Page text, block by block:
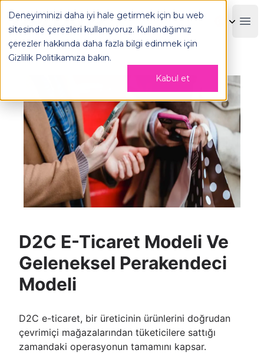
Deneyiminizi daha iyi hale getirmek için bu web
sitesinde çerezleri kullanıyoruz. Kullandığımız
çerezler hakkında daha fazla bilgi edinmek için
Gizlilik Politikamıza bakın.
Kabul et
OPLOG
D2C E-Ticaret Modeli Ve
Geleneksel Perakendeci
Modeli
D2C e-ticaret, bir üreticinin ürünlerini doğrudan
çevrimiçi mağazalarından tüketicilere sattığı
zamandaki operasyonun tamamını kapsar.